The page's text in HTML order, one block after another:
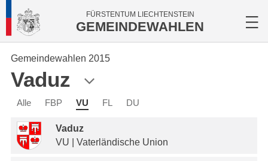
FÜRSTENTUM LIECHTENSTEIN
GEMEINDEWAHLEN
Gemeindewahlen 2015
Vaduz
Alle FBP VU FL DU
Vaduz
VU | Vaterländische Union